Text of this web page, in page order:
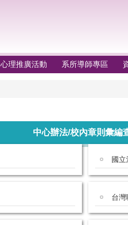
心理推廣活動 系所導師專區
中心辦法/校內章則彙編
國
台